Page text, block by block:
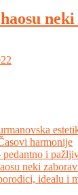
harmonije
i
neki
idealu i